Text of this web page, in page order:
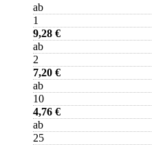
ab
1
9,28 €
ab
2
7,20 €
ab
10
4,76 €
ab
25